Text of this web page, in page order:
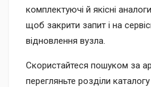
комплектуючі й якісні
щоб закрити запит і на
відновлення вузла.
Скористайтеся пошуком за
перегляньте розділи